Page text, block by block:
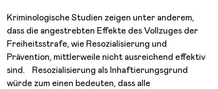
Kriminologische Studien zeigen unter anderem,
dass die angestrebten Effekte des Vollzuges der
Freiheitsstrafe, wie Resozialisierung und
Prävention, mittlerweile nicht ausreichend effektiv
sind. Resozialisierung als Inhaftierungsgrund
würde zum einen bedeuten, dass alle